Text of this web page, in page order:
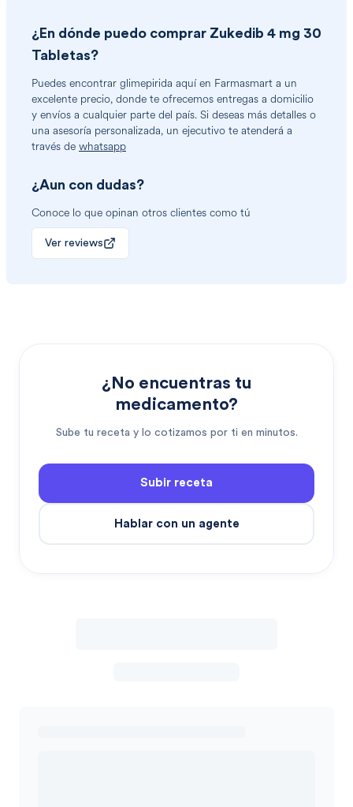
¿En dónde puedo comprar Zukedib 4 mg 30
Tabletas?
Puedes encontrar glimepirida aquí en Farmasmart a un
excelente precio, donde te ofrecemos entregas a domicilio
y envíos a cualquier parte del país. Si deseas más detalles o
una asesoría personalizada, un ejecutivo te atenderá a
través de whatsapp
¿Aun con dudas?
Conoce lo que opinan otros clientes como tú
Ver reviews
¿No encuentras tu
medicamento?
Sube tu receta y lo cotizamos por ti en minutos.
Subir receta
Hablar con un agente